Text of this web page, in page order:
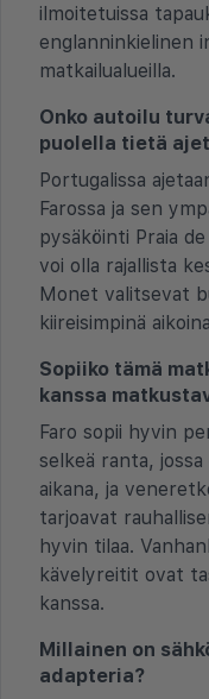
ilmoitetuissa
englanninkielinen
matkailualueilla.
Onko autoilu
puolella tietä
Portugalissa
Farossa ja sen
pysäköinti Praia
voi olla rajallista
Monet valitsevat
kiireisimpinä
Sopiiko tämä
kanssa
Faro sopii hyvin
selkeä ranta,
aikana, ja
tarjoavat
hyvin tilaa.
kävelyreitit ovat
kanssa.
Millainen on
adapteria?